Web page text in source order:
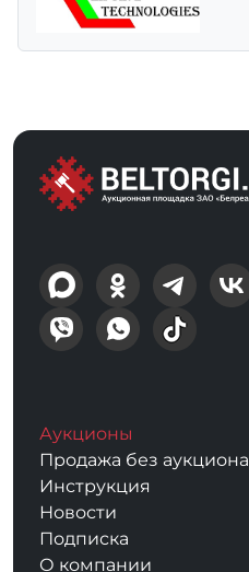
Аукционы
Продажа без аукциона
Инструкция
Новости
Подписка
О компании